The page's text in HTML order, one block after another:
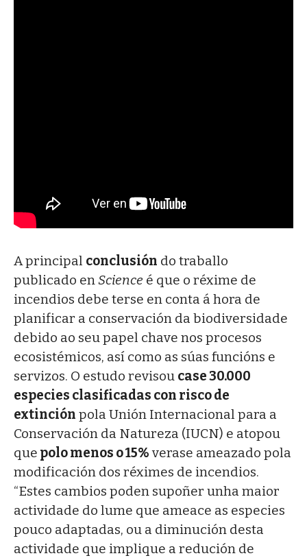
A principal conclusión do traballo
publicado enScience é que o réxime de
incendios debe terse en conta á hora de
planificar a conservación da biodiversidade
debido ao seu papel chave nos procesos
ecosistémicos, así como as súas funcións e
servizos. O estudo revisou case 30.000
especies clasificadas con risco de
extinción pola Unión Internacional para a
Conservación da Natureza (IUCN) e atopou
que polo menos o 15%verase ameazado pola
modificación dos réximes de incendios.
“Estes cambios poden supoñer unha maior
actividade do lume que ameace as especies
pouco adaptadas, ou a diminución desta
actividade que implique a redución de